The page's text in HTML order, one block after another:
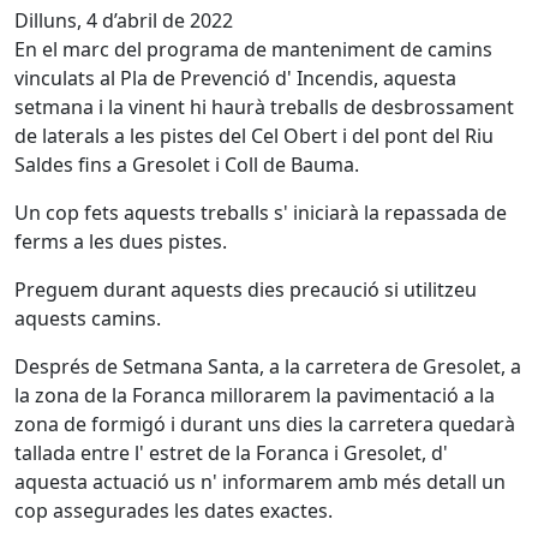
Dilluns, 4 d’abril de 2022
En el marc del programa de manteniment de camins
vinculats al Pla de Prevenció d' Incendis, aquesta
setmana i la vinent hi haurà treballs de desbrossament
de laterals a les pistes del Cel Obert i del pont del Riu
Saldes fins a Gresolet i Coll de Bauma.
Un cop fets aquests treballs s' iniciarà la repassada de
ferms a les dues pistes.
Preguem durant aquests dies precaució si utilitzeu
aquests camins.
Després de Setmana Santa, a la carretera de Gresolet, a
la zona de la Foranca millorarem la pavimentació a la
zona de formigó i durant uns dies la carretera quedarà
tallada entre l' estret de la Foranca i Gresolet, d'
aquesta actuació us n' informarem amb més detall un
cop assegurades les dates exactes.